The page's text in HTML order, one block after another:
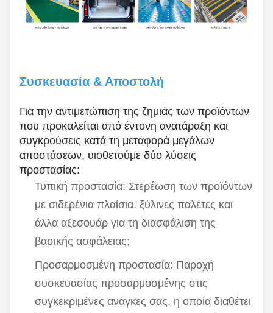
Συσκευασία & Αποστολή
Για την αντιμετώπιση της ζημιάς των προϊόντων
που προκαλείται από έντονη ανατάραξη και
συγκρούσεις κατά τη μεταφορά μεγάλων
αποστάσεων, υιοθετούμε δύο λύσεις
προστασίας:
Τυπική προστασία: Στερέωση των προϊόντων
με σιδερένια πλαίσια, ξύλινες παλέτες και
άλλα αξεσουάρ για τη διασφάλιση της
βασικής ασφάλειας;
Προσαρμοσμένη προστασία: Παροχή
συσκευασίας προσαρμοσμένης στις
συγκεκριμένες ανάγκες σας, η οποία διαθέτει